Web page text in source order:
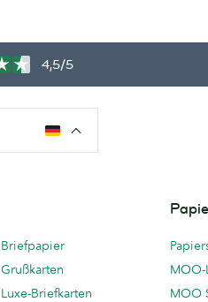
4,5/5
Briefpapier
Grußkarten
Luxe-Briefkarten
MOO-
MOO